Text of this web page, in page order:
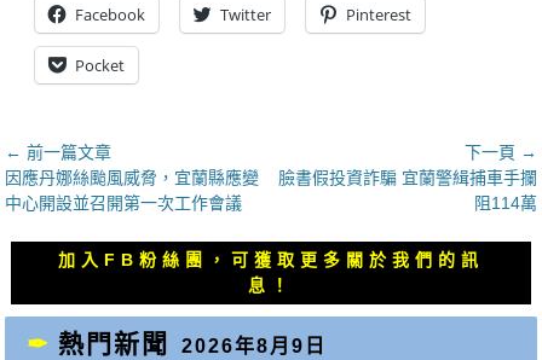
Facebook Twitter Pinterest
Pocket
文
章
導
覽
← 前一篇文章
上
一
因應丹娜絲颱風威脅，宜蘭縣應變
中心開設並召開第一次工作會議
下一頁 →
下
文
章：
臉書假投資詐騙 宜蘭警緝捕車手攔
阻114萬
加入FB粉絲團，可獲取更多關於我們的訊
息！
熱門新聞 2026年8月9日